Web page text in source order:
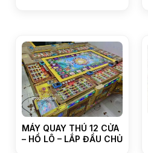
MÁY QUAY THÚ 12 CỬA
– HỒ LÔ – LẮP ĐẦU CHỦ